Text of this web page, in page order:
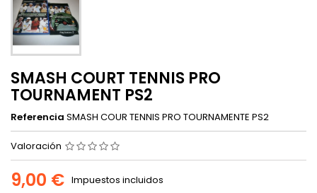
SMASH COURT TENNIS PRO
TOURNAMENT PS2
Referencia SMASH COUR TENNIS PRO TOURNAMENTE PS2
Valoración
9,00 € Impuestos incluidos